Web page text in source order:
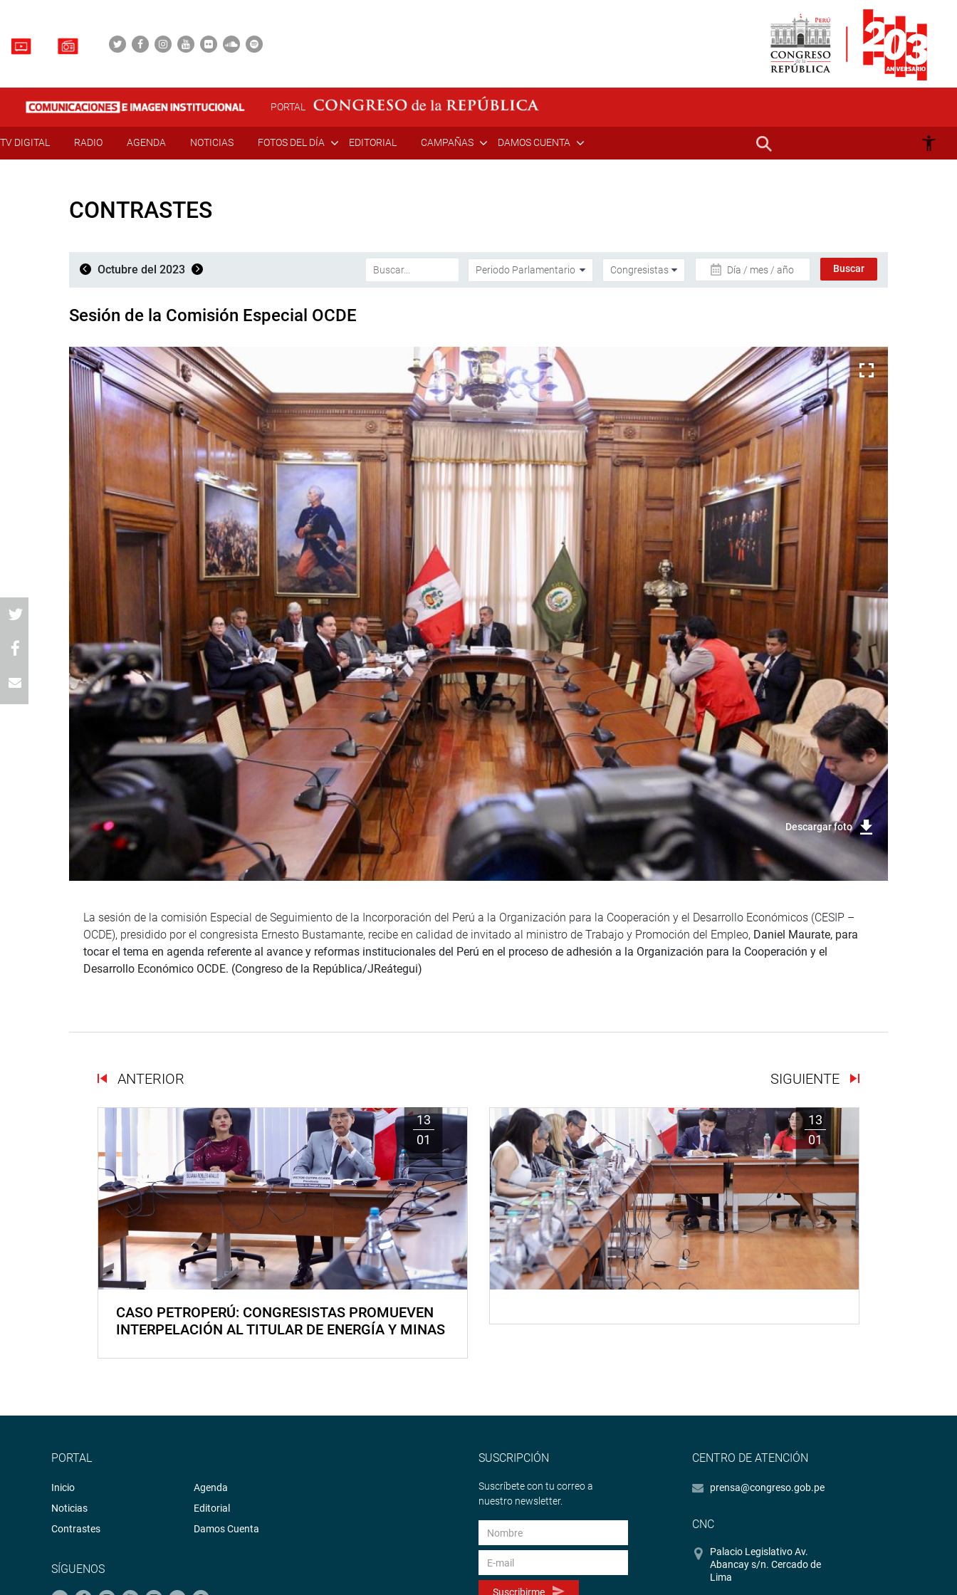
PORTAL
TV DIGITAL RADIO AGENDA NOTICIAS FOTOS DEL DÍA EDITORIAL CAMPAÑAS DAMOS CUENTA
CONTRASTES
Octubre del 2023 Día / mes / año
Sesión de la Comisión Especial OCDE
Descargar foto
La sesión de la comisión Especial de Seguimiento de la Incorporación del Perú a la Organización para la Cooperación y el Desarrollo Económicos (CESIP –
OCDE), presidido por el congresista Ernesto Bustamante, recibe en calidad de invitado al ministro de Trabajo y Promoción del Empleo, Daniel Maurate, para
tocar el tema en agenda referente al avance y reformas institucionales del Perú en el proceso de adhesión a la Organización para la Cooperación y el
Desarrollo Económico OCDE. (Congreso de la República/JReátegui)
ANTERIOR SIGUIENTE
13
01
CASO PETROPERÚ: CONGRESISTAS PROMUEVEN
INTERPELACIÓN AL TITULAR DE ENERGÍA Y MINAS
13
01
PORTAL
Inicio
Noticias
Contrastes
Agenda
Editorial
Damos Cuenta
SÍGUENOS
SUSCRIPCIÓN
Suscríbete con tu correo a
nuestro newsletter.
Suscribirme
CENTRO DE ATENCIÓN
prensa@congreso.gob.pe
CNC
Palacio Legislativo Av.
Abancay s/n. Cercado de
Lima